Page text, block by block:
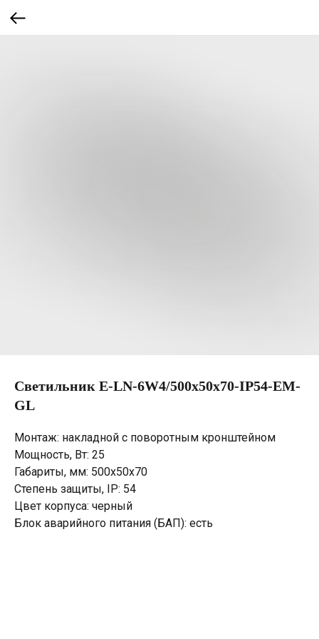
Светильник E-LN-6W4/500х50х70-IP54-EM-
GL
Монтаж: накладной с поворотным кронштейном
Мощность, Вт: 25
Габариты, мм: 500х50х70
Степень защиты, IP: 54
Цвет корпуса: черный
Блок аварийного питания (БАП): есть